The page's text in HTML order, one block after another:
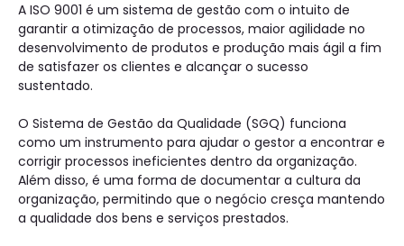
A ISO 9001 é um sistema de gestão com o intuito de
garantir a otimização de processos, maior agilidade no
desenvolvimento de produtos e produção mais ágil a fim
de satisfazer os clientes e alcançar o sucesso
sustentado.
O Sistema de Gestão da Qualidade (SGQ) funciona
como um instrumento para ajudar o gestor a encontrar e
corrigir processos ineficientes dentro da organização.
Além disso, é uma forma de documentar a cultura da
organização, permitindo que o negócio cresça mantendo
a qualidade dos bens e serviços prestados.